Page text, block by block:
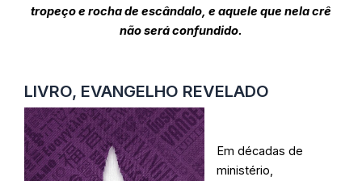
tropeço e rocha de escândalo, e aquele que nela crê
não será confundido.
LIVRO, EVANGELHO REVELADO
Em décadas de
ministério,